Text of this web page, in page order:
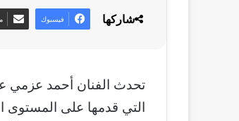
تحدث الفنان أحمد عزمي
التي قدمها على المستوى
شاركها فيسبوك